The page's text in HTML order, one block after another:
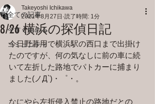
全ての記事
今すぐ始める
コミュニティ
8/26 横浜の探偵日記
Takeyoshi Ichikawa
2021年8月27日 読了時間: 1分
今日野暮用で横浜駅の西口まで出掛け
たのですが、何の気なしに前の車に続
いて左折した路地でパトカーに捕まり
ました(ノД`)・゜・。
なにやら左折侵入禁止の路地だとの